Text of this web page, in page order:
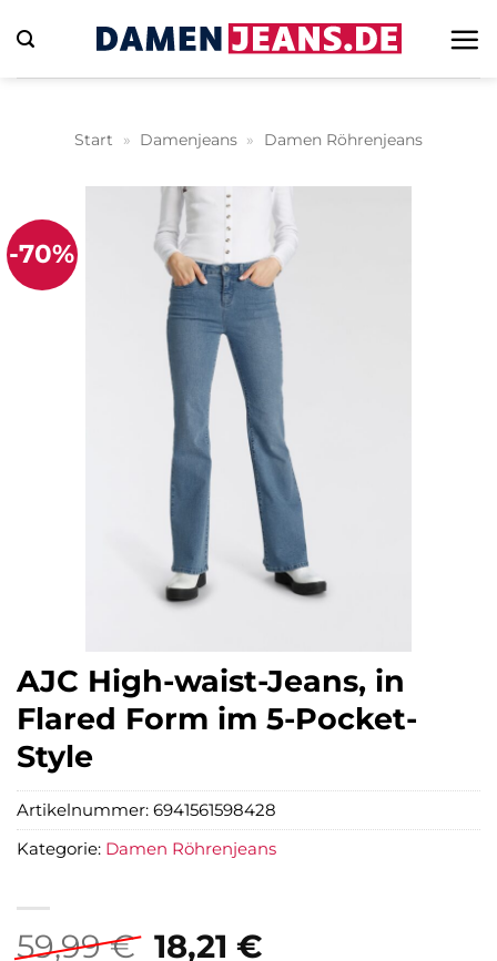
Inhalt
springen
Start » Damenjeans » Damen Röhrenjeans
-70%
AJC High-waist-Jeans, in
Flared Form im 5-Pocket-
Style
59,99€ Ursprünglicher
18,21 €Aktueller
Artikelnummer: 6941561598428
Kategorie: Damen Röhrenjeans